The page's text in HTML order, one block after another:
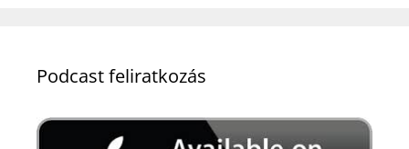
Podcast feliratkozás